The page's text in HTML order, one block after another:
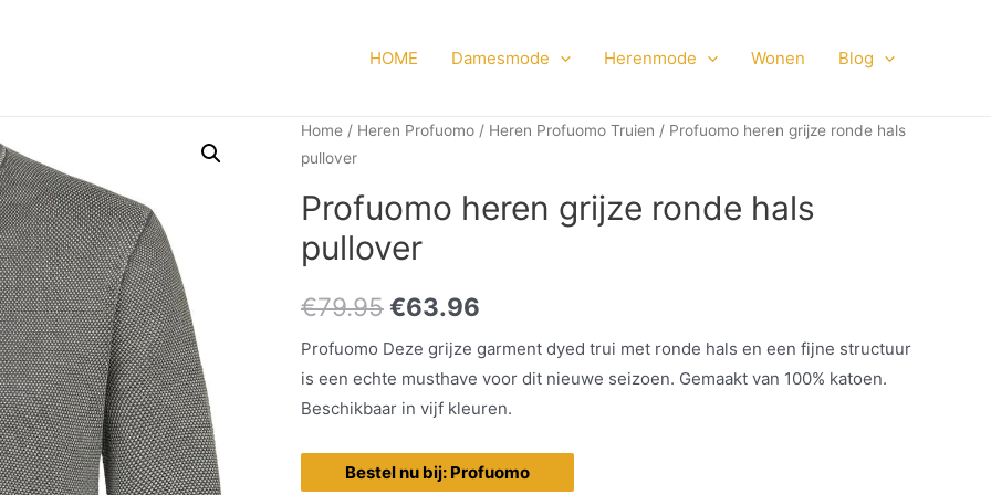
HOME Damesmode Herenmode Wonen Blog
Home / Heren Profuomo / Heren Profuomo Truien / Profuomo heren grijze ronde hals
pullover
Profuomo heren grijze ronde hals
pullover
€79.95€63.96
Profuomo Deze grijze garment dyed trui met ronde hals en een fijne structuur
is een echte musthave voor dit nieuwe seizoen. Gemaakt van 100% katoen.
Beschikbaar in vijf kleuren.
Bestel nu bij: Profuomo